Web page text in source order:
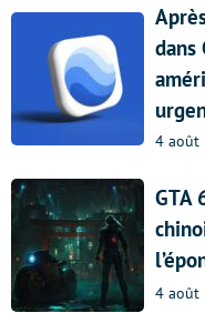
dans
4 août
GTA
4 août